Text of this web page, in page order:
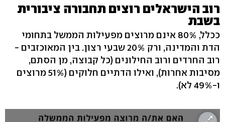
רוב הישראלים רוצים תחבורה ציבורית
בשבת
ככלל, 80% אינם מרוצים מפעילות הממשל בתחומי
הדת והמדינה, ורק 20% שבעי רצון. בין המאוכזבים -
רוב החרדים ורוב החילונים (כל קבוצה, מן הסתם,
מסיבות אחרות), ואילו הדתיים חלוקים (51% מרוצים
ו-49% לא).